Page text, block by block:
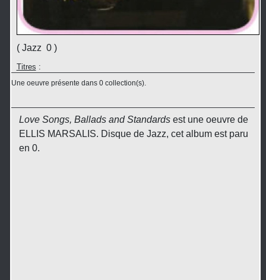
( Jazz 0 )
Titres :
Une oeuvre présente dans 0 collection(s).
Love Songs, Ballads and Standardsest une oeuvre de
ELLIS MARSALIS. Disque de Jazz, cet album est paru
en 0.